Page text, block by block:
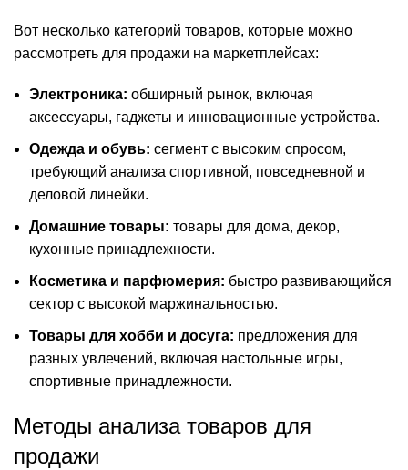
Вот несколько категорий товаров, которые можно
рассмотреть для продажи на маркетплейсах:
Электроника: обширный рынок, включая
аксессуары, гаджеты и инновационные устройства.
Одежда и обувь: сегмент с высоким спросом,
требующий анализа спортивной, повседневной и
деловой линейки.
Домашние товары: товары для дома, декор,
кухонные принадлежности.
Косметика и парфюмерия: быстро развивающийся
сектор с высокой маржинальностью.
Товары для хобби и досуга: предложения для
разных увлечений, включая настольные игры,
спортивные принадлежности.
Методы анализа товаров для
продажи